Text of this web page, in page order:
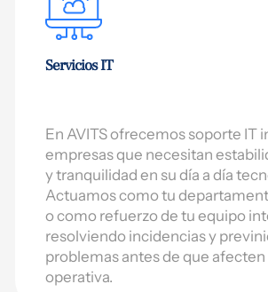
Servicios IT
En AVITS ofrecemos soporte IT
empresas que necesitan
y tranquilidad en su día a día
Actuamos como tu
o como refuerzo de tu equipo
resolviendo incidencias y
problemas antes de que afecten
operativa.